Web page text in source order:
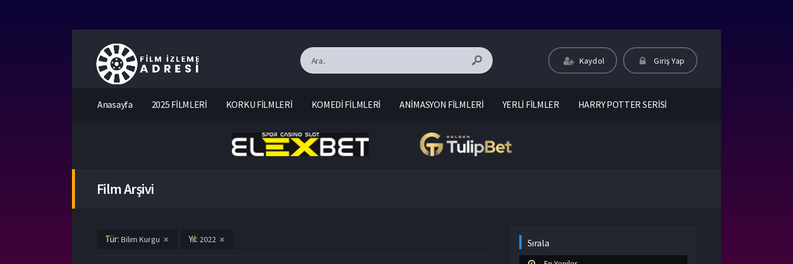
Kaydol Giriş Yap
Anasayfa 2025 FİLMLERİ KORKU FİLMLERİ KOMEDİ FİLMLERİ ANİMASYON FİLMLERİ YERLİ FİLMLER HARRY POTTER SERİSİ
Film Arşivi
Tür: Bilim Kurgu Yıl: 2022 Sırala